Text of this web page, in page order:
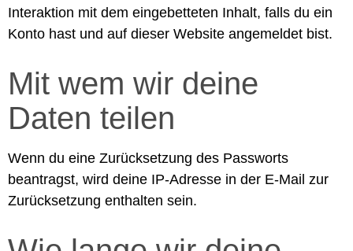
Interaktion mit dem eingebetteten Inhalt, falls du ein
Konto hast und auf dieser Website angemeldet bist.
Mit wem wir deine
Daten teilen
Wenn du eine Zurücksetzung des Passworts
beantragst, wird deine IP-Adresse in der E-Mail zur
Zurücksetzung enthalten sein.